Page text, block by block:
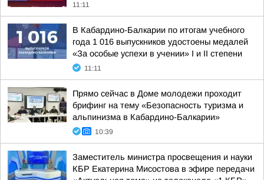
11:11
В Кабардино-Балкарии по итогам учебного
года 1 016 выпускников удостоены медалей
«За особые успехи в учении» I и II степени
11:11
Прямо сейчас в Доме молодежи проходит
брифинг на тему «Безопасность туризма и
альпинизма в Кабардино-Балкарии»
10:39
Заместитель министра просвещения и науки
КБР Екатерина Мисостова в эфире передачи